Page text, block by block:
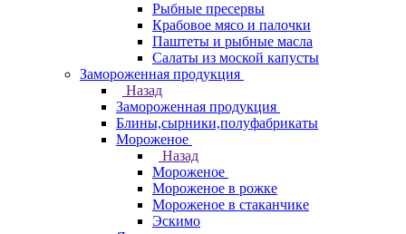
Рыбные пресервы
Крабовое мясо и палочки
Паштеты и рыбные масла
Салаты из моской капусты
Замороженная продукция
Назад
Замороженная продукция
Блины,сырники,полуфабрикаты
Мороженое
Назад
Мороженое
Мороженое в рожке
Мороженое в стаканчике
Эскимо